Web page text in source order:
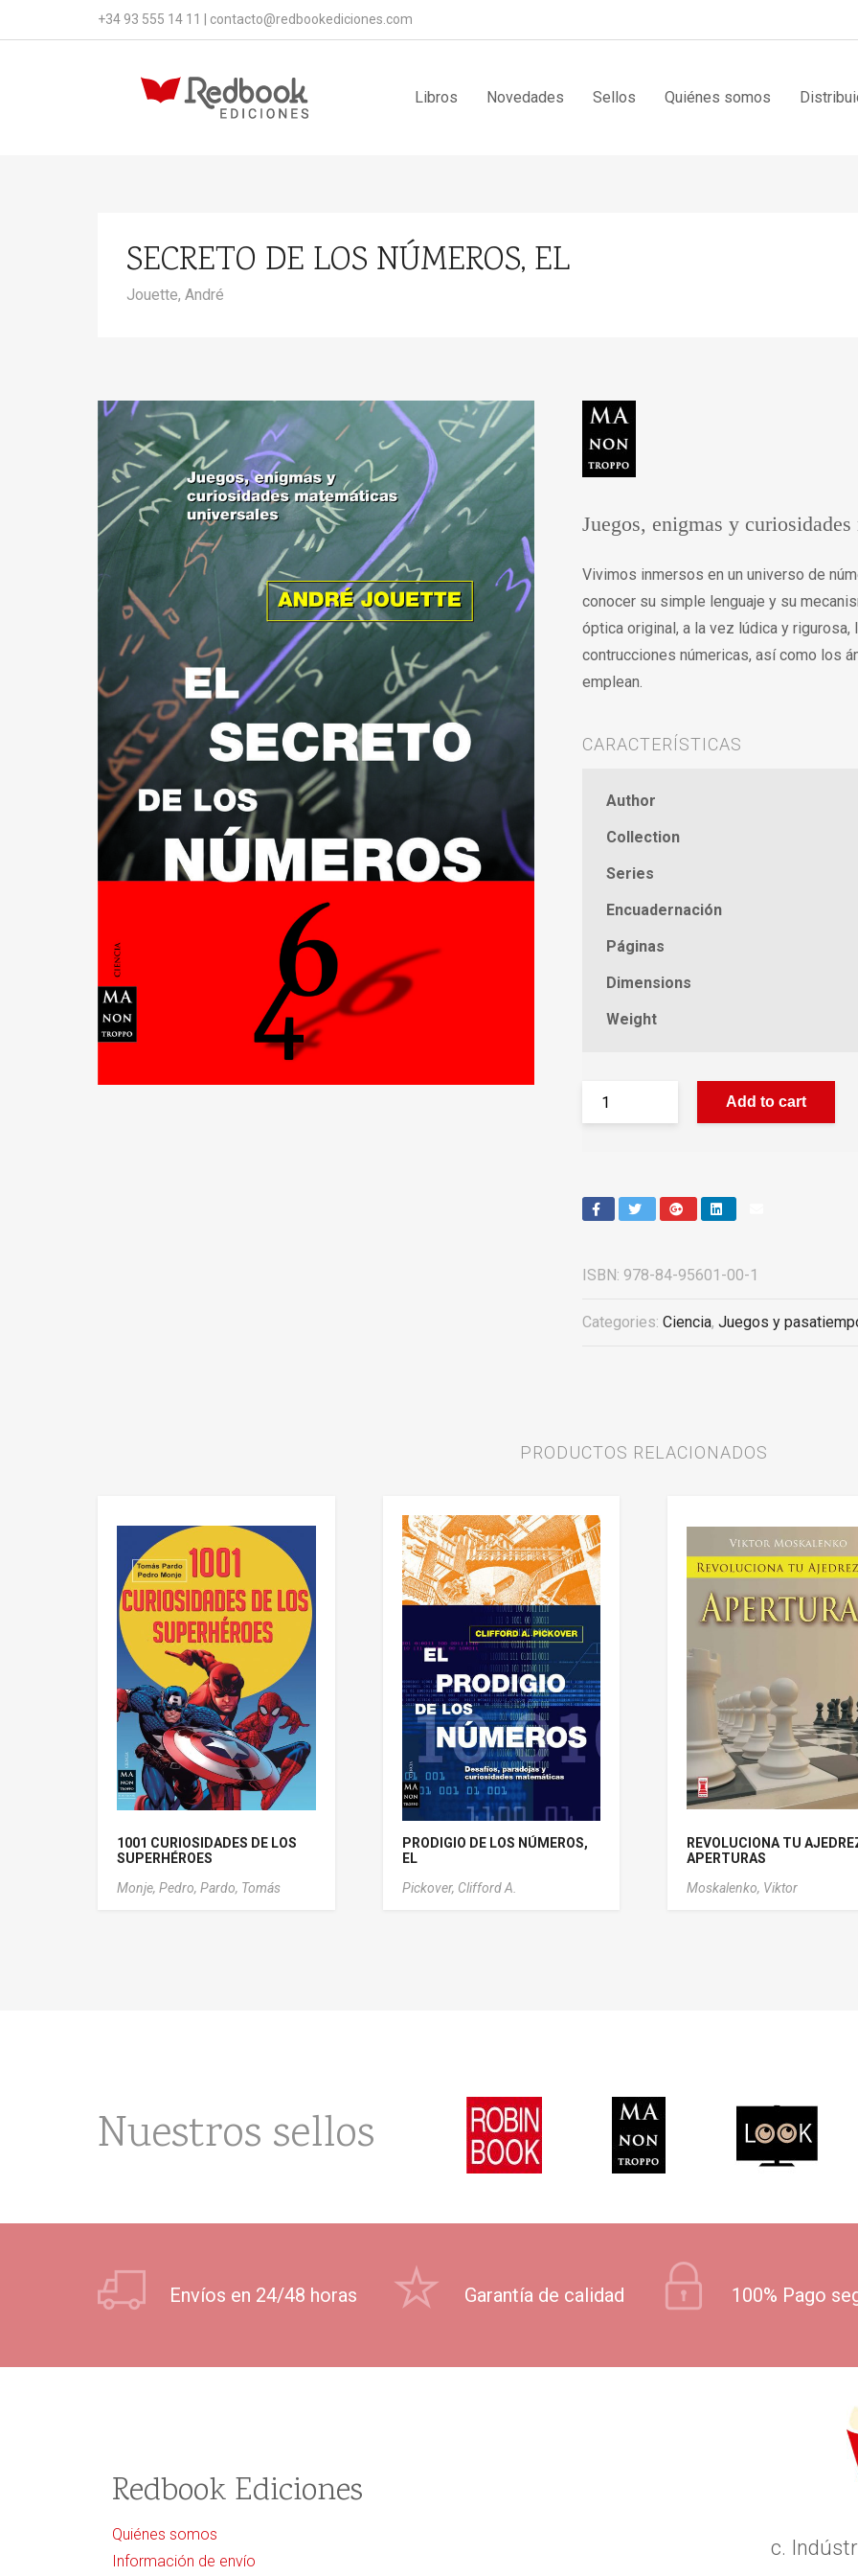
+34 93 555 14 11 contacto@redbookediciones.com
Libros Novedades Sellos Quiénes somos
SECRETO DE LOS NÚMEROS, EL
Jouette, André
Juegos, enigmas y
Vivimos inmersos en un universo de
conocer su simple lenguaje y su
óptica original, a la vez lúdica y
contrucciones númericas, así como los
emplean.
CARACTERÍSTICAS
Author
Collection
Series
Encuadernación
Páginas
Dimensions
Weight
Add to cart
ISBN: 978-84-95601-00-1
Categories: Ciencia, Juegos y
PRODUCTOS RELACIONADOS
1001 CURIOSIDADES DE LOS
SUPERHÉROES
Monje, Pedro, Pardo, Tomás
PRODIGIO DE LOS NÚMEROS,
EL
Pickover, Clifford A.
REVOLUCIONA TU
APERTURAS
Moskalenko, Viktor
Nuestros sellos
Envíos en 24/48 horas Garantía de calidad 100% Pago
Redbook Ediciones
Quiénes somos
Información de envío
c.